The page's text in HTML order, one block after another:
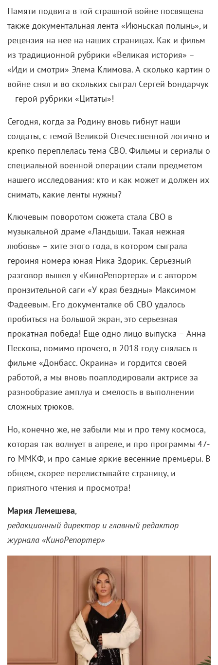
Памяти подвига в той страшной войне посвящена
также документальная лента «Июньская полынь», и
рецензия на нее на наших страницах. Как и фильм
из традиционной рубрики «Великая история» –
«Иди и смотри» Элема Климова. А сколько картин о
войне снял и во скольких сыграл Сергей Бондарчук
– герой рубрики «Цитаты»!
Сегодня, когда за Родину вновь гибнут наши
солдаты, с темой Великой Отечественной логично и
крепко переплелась тема СВО. Фильмы и сериалы о
специальной военной операции стали предметом
нашего исследования: кто и как может и должен их
снимать, какие ленты нужны?
Ключевым поворотом сюжета стала СВО в
музыкальной драме «Ландыши. Такая нежная
любовь» – хите этого года, в котором сыграла
героиня номера юная Ника Здорик. Серьезный
разговор вышел у «КиноРепортера» и с автором
пронзительной саги «У края бездны» Максимом
Фадеевым. Его документалке об СВО удалось
пробиться на большой экран, это серьезная
прокатная победа! Еще одно лицо выпуска – Анна
Пескова, помимо прочего, в 2018 году снялась в
фильме «Донбасс. Окраина» и гордится своей
работой, а мы вновь поаплодировали актрисе за
разнообразие амплуа и смелость в выполнении
сложных трюков.
Но, конечно же, не забыли мы и про тему космоса,
которая так волнует в апреле, и про программы 47-
го ММКФ, и про самые яркие весенние премьеры. В
общем, скорее перелистывайте страницу, и
приятного чтения и просмотра!
Мария Лемешева,
редакционный директор и главный редактор
журнала «КиноРепортер»